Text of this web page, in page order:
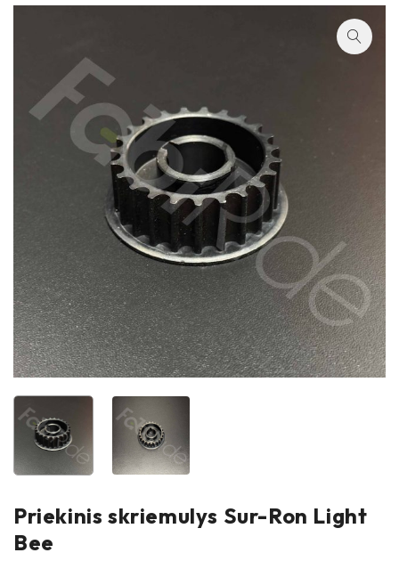
Priekinis skriemulys Sur-Ron Light
Bee